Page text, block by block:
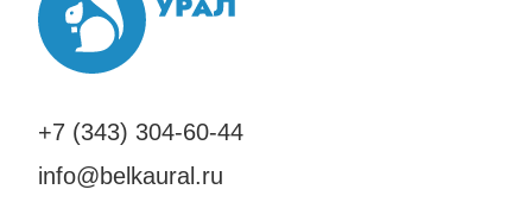
+7 (343) 304-60-44
info@belkaural.ru